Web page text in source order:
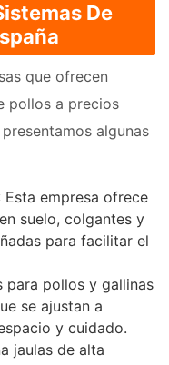
De
que ofrecen
pollos a precios
algunas
Esta empresa ofrece
suelo, colgantes y
para facilitar el
para pollos y gallinas
se ajustan a
y cuidado.
jaulas de alta